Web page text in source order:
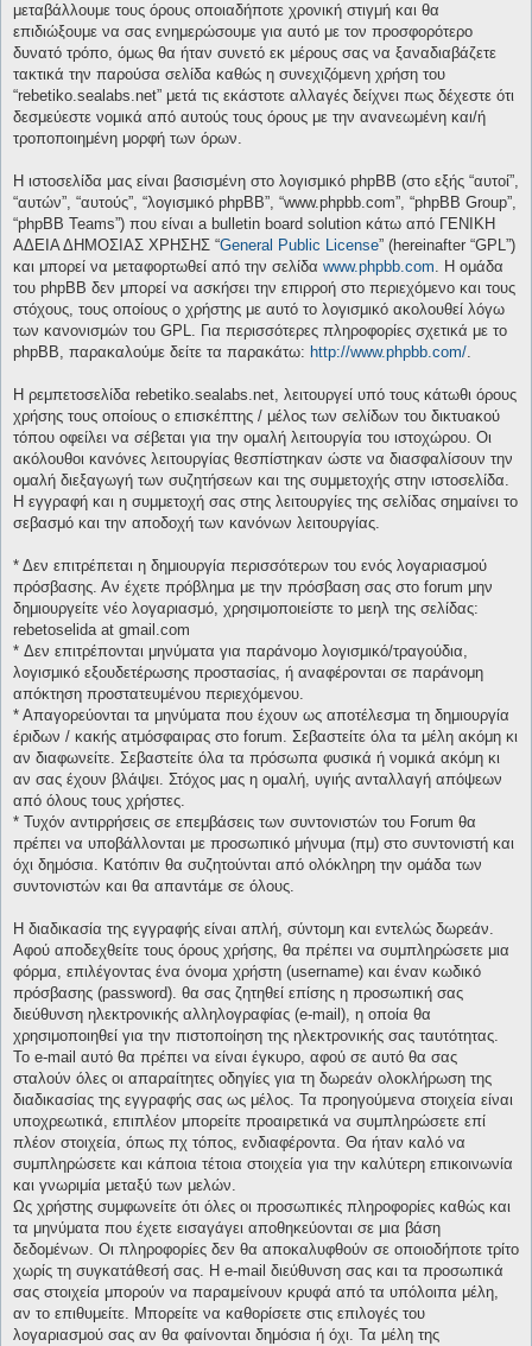
μεταβάλλουμε τους όρους οποιαδήποτε χρονική στιγμή και θα
επιδιώξουμε να σας ενημερώσουμε για αυτό με τον προσφορότερο
δυνατό τρόπο, όμως θα ήταν συνετό εκ μέρους σας να ξαναδιαβάζετε
τακτικά την παρούσα σελίδα καθώς η συνεχιζόμενη χρήση του
“rebetiko.sealabs.net” μετά τις εκάστοτε αλλαγές δείχνει πως δέχεστε ότι
δεσμεύεστε νομικά από αυτούς τους όρους με την ανανεωμένη και/ή
τροποποιημένη μορφή των όρων.
Η ιστοσελίδα μας είναι βασισμένη στο λογισμικό phpBB (στο εξής “αυτοί”,
“αυτών”, “αυτούς”, “λογισμικό phpBB”, “www.phpbb.com”, “phpBB Group”,
“phpBB Teams”) που είναι a bulletin board solution κάτω από ΓΕΝΙΚΗ
ΑΔΕΙΑ ΔΗΜΟΣΙΑΣ ΧΡΗΣΗΣ “General Public License” (hereinafter “GPL”)
και μπορεί να μεταφορτωθεί από την σελίδα www.phpbb.com. Η ομάδα
του phpBB δεν μπορεί να ασκήσει την επιρροή στο περιεχόμενο και τους
στόχους, τους οποίους ο χρήστης με αυτό το λογισμικό ακολουθεί λόγω
των κανονισμών του GPL. Για περισσότερες πληροφορίες σχετικά με το
phpBB, παρακαλούμε δείτε τα παρακάτω: http://www.phpbb.com/.
Η ρεμπετοσελίδα rebetiko.sealabs.net, λειτουργεί υπό τους κάτωθι όρους
χρήσης τους οποίους ο επισκέπτης / μέλος των σελίδων του δικτυακού
τόπου οφείλει να σέβεται για την ομαλή λειτουργία του ιστοχώρου. Οι
ακόλουθοι κανόνες λειτουργίας θεσπίστηκαν ώστε να διασφαλίσουν την
ομαλή διεξαγωγή των συζητήσεων και της συμμετοχής στην ιστοσελίδα.
Η εγγραφή και η συμμετοχή σας στης λειτουργίες της σελίδας σημαίνει το
σεβασμό και την αποδοχή των κανόνων λειτουργίας.
* Δεν επιτρέπεται η δημιουργία περισσότερων του ενός λογαριασμού
πρόσβασης. Αν έχετε πρόβλημα με την πρόσβαση σας στο forum μην
δημιουργείτε νέο λογαριασμό, χρησιμοποιείστε το μεηλ της σελίδας:
rebetoselida at gmail.com
* Δεν επιτρέπονται μηνύματα για παράνομο λογισμικό/τραγούδια,
λογισμικό εξουδετέρωσης προστασίας, ή αναφέρονται σε παράνομη
απόκτηση προστατευμένου περιεχόμενου.
* Απαγορεύονται τα μηνύματα που έχουν ως αποτέλεσμα τη δημιουργία
έριδων / κακής ατμόσφαιρας στο forum. Σεβαστείτε όλα τα μέλη ακόμη κι
αν διαφωνείτε. Σεβαστείτε όλα τα πρόσωπα φυσικά ή νομικά ακόμη κι
αν σας έχουν βλάψει. Στόχος μας η ομαλή, υγιής ανταλλαγή απόψεων
από όλους τους χρήστες.
* Τυχόν αντιρρήσεις σε επεμβάσεις των συντονιστών του Forum θα
πρέπει να υποβάλλονται με προσωπικό μήνυμα (πμ) στο συντονιστή και
όχι δημόσια. Κατόπιν θα συζητούνται από ολόκληρη την ομάδα των
συντονιστών και θα απαντάμε σε όλους.
Η διαδικασία της εγγραφής είναι απλή, σύντομη και εντελώς δωρεάν.
Αφού αποδεχθείτε τους όρους χρήσης, θα πρέπει να συμπληρώσετε μια
φόρμα, επιλέγοντας ένα όνομα χρήστη (username) και έναν κωδικό
πρόσβασης (password). θα σας ζητηθεί επίσης η προσωπική σας
διεύθυνση ηλεκτρονικής αλληλογραφίας (e-mail), η οποία θα
χρησιμοποιηθεί για την πιστοποίηση της ηλεκτρονικής σας ταυτότητας.
Το e-mail αυτό θα πρέπει να είναι έγκυρο, αφού σε αυτό θα σας
σταλούν όλες οι απαραίτητες οδηγίες για τη δωρεάν ολοκλήρωση της
διαδικασίας της εγγραφής σας ως μέλος. Τα προηγούμενα στοιχεία είναι
υποχρεωτικά, επιπλέον μπορείτε προαιρετικά να συμπληρώσετε επί
πλέον στοιχεία, όπως πχ τόπος, ενδιαφέροντα. Θα ήταν καλό να
συμπληρώσετε και κάποια τέτοια στοιχεία για την καλύτερη επικοινωνία
και γνωριμία μεταξύ των μελών.
Ως χρήστης συμφωνείτε ότι όλες οι προσωπικές πληροφορίες καθώς και
τα μηνύματα που έχετε εισαγάγει αποθηκεύονται σε μια βάση
δεδομένων. Οι πληροφορίες δεν θα αποκαλυφθούν σε οποιοδήποτε τρίτο
χωρίς τη συγκατάθεσή σας. Η e-mail διεύθυνση σας και τα προσωπικά
σας στοιχεία μπορούν να παραμείνουν κρυφά από τα υπόλοιπα μέλη,
αν το επιθυμείτε. Μπορείτε να καθορίσετε στις επιλογές του
λογαριασμού σας αν θα φαίνονται δημόσια ή όχι. Τα μέλη της